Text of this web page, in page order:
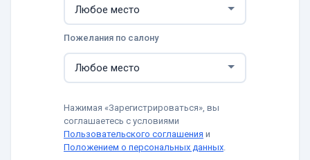
Пожелания по салону
Нажимая «Зарегистрироваться», вы
соглашаетесь с условиями
Пользовательского соглашения и
Положением о персональных данных.